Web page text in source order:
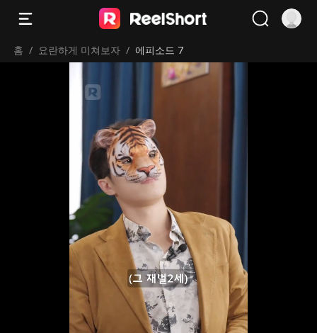
홈 / 요란하게 미쳐보자 / 에피소드 7